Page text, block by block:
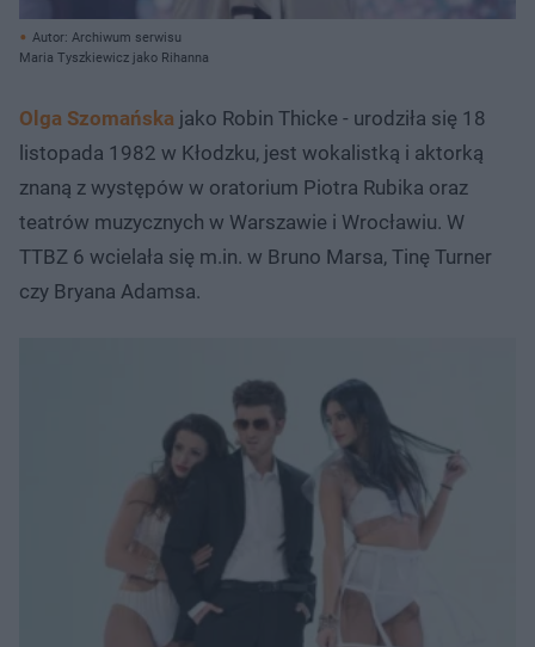
Autor: Archiwum serwisu
Maria Tyszkiewicz jako Rihanna
Olga Szomańska jako Robin Thicke - urodziła się 18
listopada 1982 w Kłodzku, jest wokalistką i aktorką
znaną z występów w oratorium Piotra Rubika oraz
teatrów muzycznych w Warszawie i Wrocławiu. W
TTBZ 6 wcielała się m.in. w Bruno Marsa, Tinę Turner
czy Bryana Adamsa.